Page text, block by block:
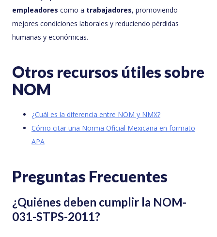
empleadores como a trabajadores, promoviendo
mejores condiciones laborales y reduciendo pérdidas
humanas y económicas.
Otros recursos útiles sobre
NOM
¿Cuál es la diferencia entre NOM y NMX?
Cómo citar una Norma Oficial Mexicana en formato
APA
Preguntas Frecuentes
¿Quiénes deben cumplir la NOM-
031-STPS-2011?